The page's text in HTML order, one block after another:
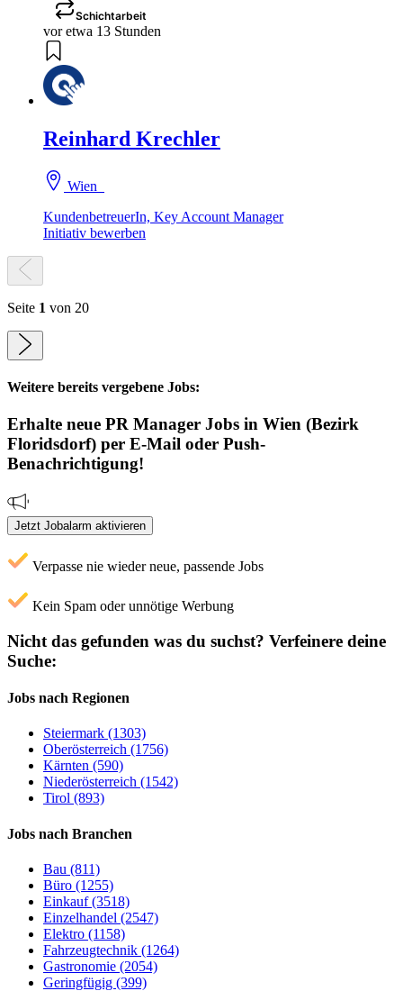
Schichtarbeit
vor etwa 13 Stunden
Reinhard Krechler
Wien
KundenbetreuerIn, Key Account Manager
Initiativ bewerben
Seite 1 von 20
Weitere bereits vergebene Jobs:
Erhalte neue PR Manager Jobs in Wien (Bezirk
Floridsdorf) per E-Mail oder Push-
Benachrichtigung!
Jetzt Jobalarm aktivieren
Verpasse nie wieder neue, passende Jobs
Kein Spam oder unnötige Werbung
Nicht das gefunden was du suchst? Verfeinere deine
Suche:
Jobs nach Regionen
Steiermark (1303)
Oberösterreich (1756)
Kärnten (590)
Niederösterreich (1542)
Tirol (893)
Jobs nach Branchen
Bau (811)
Büro (1255)
Einkauf (3518)
Einzelhandel (2547)
Elektro (1158)
Fahrzeugtechnik (1264)
Gastronomie (2054)
Geringfügig (399)